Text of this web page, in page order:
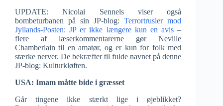
UPDATE: Nicolai Sennels viser også
bombeturbanen på sin JP-blog:Terrortrusler mod
Jyllands-Posten: JP er ikke længere kun en avis –
flere af læserkommentarerne gør Neville
Chamberlain til en amatør, og er kun for folk med
stærke nerver. De bekræfter til fulde navnet på denne
JP-blog: Kulturkløften.
USA: Imam måtte bide i græsset
Går tingene ikke stærkt lige i øjeblikket?